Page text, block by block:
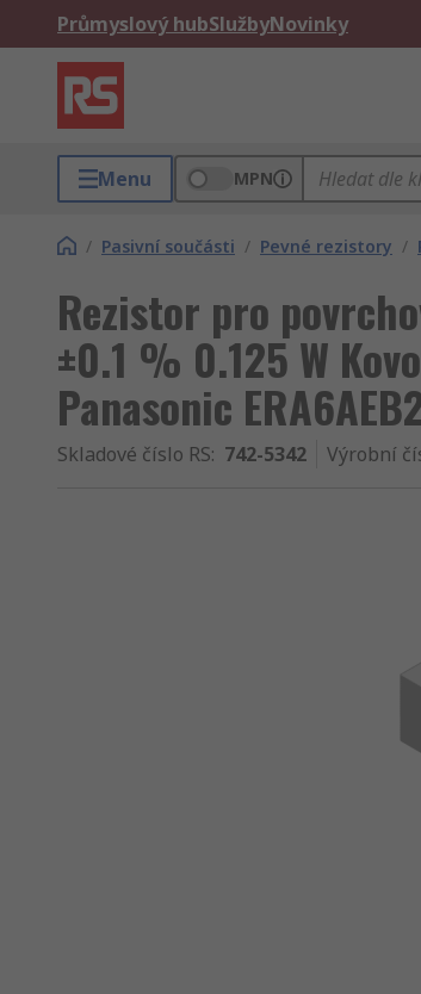
Průmyslový hubSlužbyNovinky
Menu MPN
/ Pasivní součásti / Pevné rezistory /
Rezistor pro
±0.1 % 0.125 W
Panasonic
Skladové číslo RS: 742-5342 Výrobní